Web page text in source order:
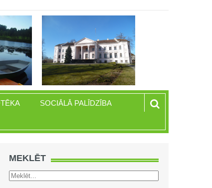
SOCIĀLĀ PALĪDZĪBA
MEKLĒT